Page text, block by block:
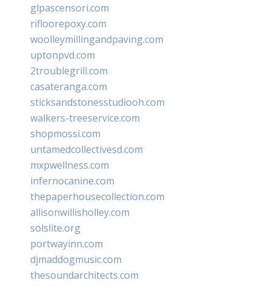
glpascensori.com
rifloorepoxy.com
woolleymillingandpaving.com
uptonpvd.com
2troublegrill.com
casateranga.com
sticksandstonesstudiooh.com
walkers-treeservice.com
shopmossi.com
untamedcollectivesd.com
mxpwellness.com
infernocanine.com
thepaperhousecollection.com
allisonwillisholley.com
solslite.org
portwayinn.com
djmaddogmusic.com
thesoundarchitects.com